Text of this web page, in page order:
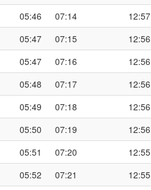
05:46 07:14 12:57
05:47 07:15 12:56
05:47 07:16 12:56
05:48 07:17 12:56
05:49 07:18 12:56
05:50 07:19 12:56
05:51 07:20 12:55
05:52 07:21 12:55